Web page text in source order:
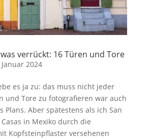
verrückt: 16 Türen und Tore
Januar 2024
es ja zu: das muss nicht jeder
und Tore zu fotografieren war auch
Plans. Aber spätestens als ich San
in Mexiko durch die
Kopfsteinpflaster versehenen